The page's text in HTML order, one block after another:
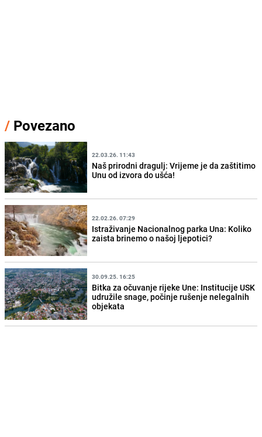
/ Povezano
22.03.26. 11:43
Naš prirodni dragulj: Vrijeme je da zaštitimo
Unu od izvora do ušća!
22.02.26. 07:29
Istraživanje Nacionalnog parka Una: Koliko
zaista brinemo o našoj ljepotici?
30.09.25. 16:25
Bitka za očuvanje rijeke Une: Institucije USK
udružile snage, počinje rušenje nelegalnih
objekata